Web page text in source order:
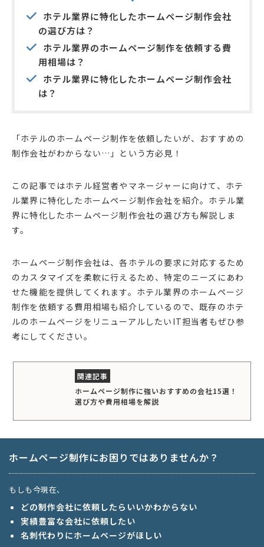
ホテル業界に特化したホームページ制作会社
の選び方は？
ホテル業界のホームページ制作を依頼する費
用相場は？
ホテル業界に特化したホームページ制作会社
は？
「ホテルのホームページ制作を依頼したいが、おすすめの
制作会社がわからない…」という方必見！
この記事ではホテル経営者やマネージャーに向けて、ホテ
ル業界に特化したホームページ制作会社を紹介。ホテル業
界に特化したホームページ制作会社の選び方も解説しま
す。
ホームページ制作会社は、各ホテルの要求に対応するため
のカスタマイズを柔軟に行えるため、特定のニーズにあわ
せた機能を提供してくれます。ホテル業界のホームページ
制作を依頼する費用相場も紹介しているので、既存のホテ
ルのホームページをリニューアルしたいIT担当者もぜひ参
考にしてください。
ホームページ制作に強いおすすめの会社15選！
選び方や費用相場を解説
ホームページ制作にお困りではありませんか？
もしも今現在、
どの制作会社に依頼したらいいかわからない
実績豊富な会社に依頼したい
名刺代わりにホームページがほしい